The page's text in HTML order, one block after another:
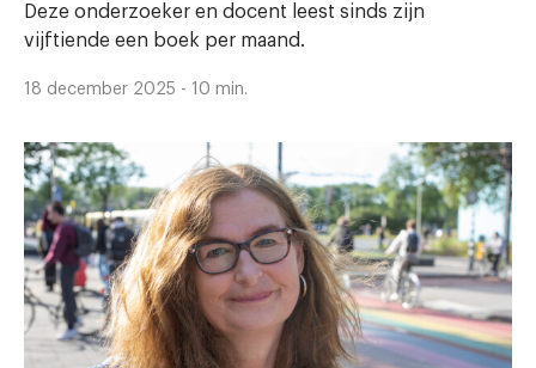
Deze onderzoeker en docent leest sinds zijn
vijftiende een boek per maand.
18 december 2025 - 10 min.